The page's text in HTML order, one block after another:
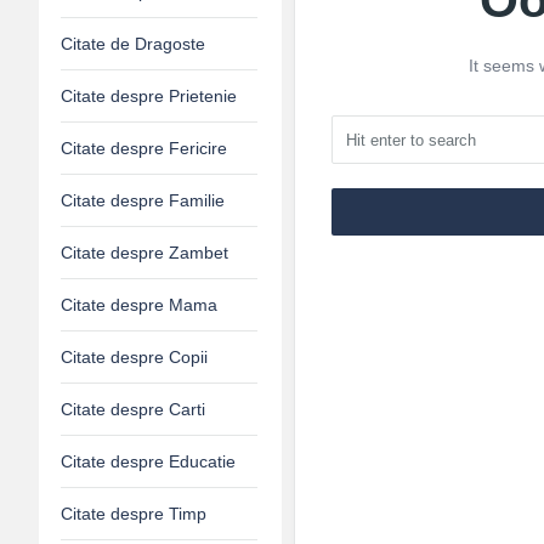
It seems
Citate de Dragoste
Citate despre Prietenie
Citate despre Fericire
Citate despre Familie
Citate despre Zambet
Citate despre Mama
Citate despre Copii
Citate despre Carti
Citate despre Educatie
Citate despre Timp